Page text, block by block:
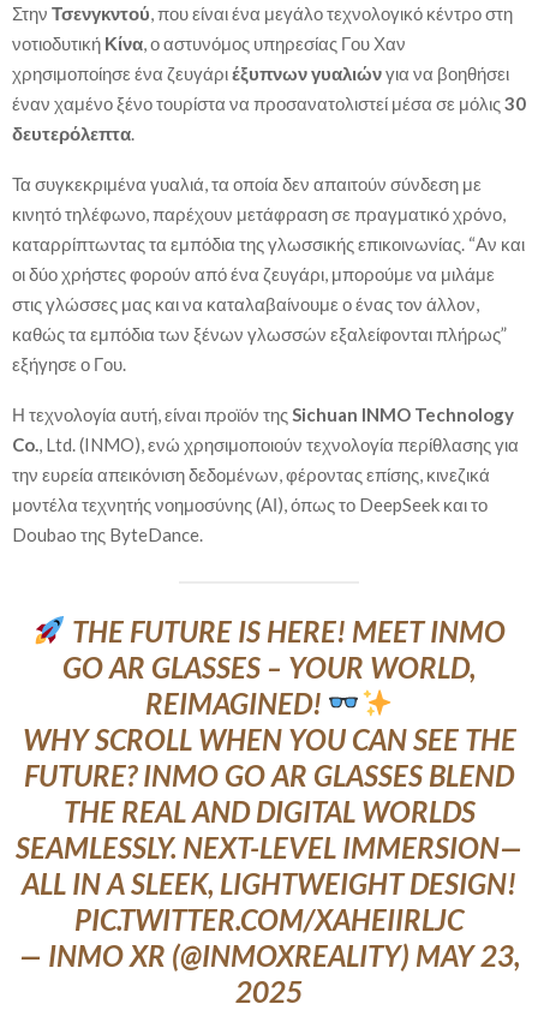
Στην Τσενγκντού , που είναι ένα μεγάλο τεχνολογικό κέντρο στη
νοτιοδυτική Κίνα , ο αστυνόμος υπηρεσίας Γου Χαν
χρησιμοποίησε ένα ζευγάριέξυπνων γυαλιώνγια να βοηθήσει
έναν χαμένο ξένο τουρίστα να προσανατολιστεί μέσα σε μόλις30
δευτερόλεπτα
Τα συγκεκριμένα γυαλιά, τα οποία δεν απαιτούν σύνδεση με
κινητό τηλέφωνο, παρέχουν μετάφραση σε πραγματικό χρόνο,
καταρρίπτωντας τα εμπόδια της γλωσσικής επικοινωνίας. “Αν και
οι δύο χρήστες φορούν από ένα ζευγάρι, μπορούμε να μιλάμε
στις γλώσσες μας και να καταλαβαίνουμε ο ένας τον άλλον,
καθώς τα εμπόδια των ξένων γλωσσών εξαλείφονται πλήρως”
εξήγησε ο Γου.
Η τεχνολογία αυτή, είναι προϊόν της Sichuan INMO Technology
Co. , Ltd. (INMO), ενώ χρησιμοποιούν τεχνολογία περίθλασης για
την ευρεία απεικόνιση δεδομένων, φέροντας επίσης, κινεζικά
μοντέλα τεχνητής νοημοσύνης (ΑΙ), όπως το DeepSeek και το
Doubao της ByteDance.
THE FUTURE IS HERE! MEET INMO
GO AR GLASSES – YOUR WORLD,
REIMAGINED!
WHY SCROLL WHEN YOU CAN SEE THE
FUTURE?​​ INMO GO AR GLASSES BLEND
THE REAL AND DIGITAL WORLDS
SEAMLESSLY. NEXT-LEVEL IMMERSION—
ALL IN A SLEEK, LIGHTWEIGHT DESIGN!
PIC.TWITTER.COM/XAHEIIRLJC
— INMO XR (@INMOXREALITY) MAY 23,
2025